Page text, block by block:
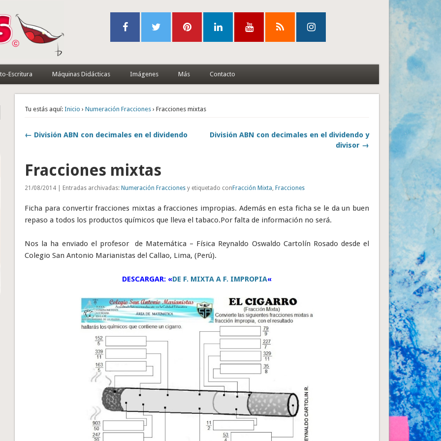
Escritura Máquinas Didácticas Imágenes Más Contacto
Tu estás aquí: Inicio ›Numeración Fracciones › Fracciones mixtas
← División ABN con decimales en el dividendo
División ABN con decimales en el dividendo y
divisor →
Fracciones mixtas
21/08/2014 | Entradas archivadas:Numeración Fracciones y etiquetado conFracción Mixta,Fracciones
Ficha para convertir fracciones mixtas a fracciones impropias. Además en esta ficha se le da un buen
repaso a todos los productos químicos que lleva el tabaco.Por falta de información no será.
Nos la ha enviado el profesor de Matemática – Física Reynaldo Oswaldo Cartolín Rosado desde el
Colegio San Antonio Marianistas del Callao, Lima, (Perú).
DESCARGAR: «DE F. MIXTA A F. IMPROPIA«